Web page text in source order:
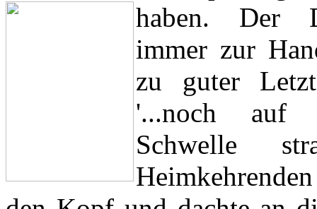
haben.
Der
immer zur
zu guter
'...noch auf
Schwelle